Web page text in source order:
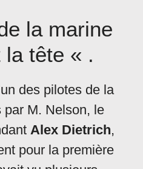
la marine
la tête « .
des pilotes de la
par M. Nelson, le
Alex Dietrich,
pour la première